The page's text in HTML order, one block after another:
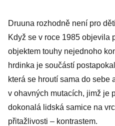
Druuna rozhodně není pro
Když se v roce 1985 objevila
objektem touhy nejednoho
hrdinka je součástí
která se hroutí sama do sebe
v ohavných mutacích, jimž je
dokonalá lidská samice na
přitažlivosti – kontrastem.